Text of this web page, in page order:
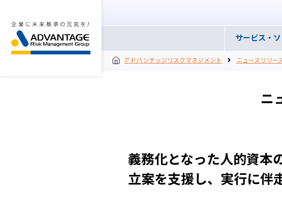
サービス・
アドバンテッジリスクマネジメント ニュースリリー
ニ
義務化となった人的資本
立案を支援し、実行に伴